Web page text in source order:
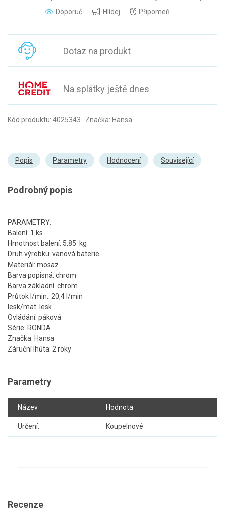
Doporuč
Hlídej Připomeň
Dotaz na produkt
Na splátky ještě dnes
Kód produktu: 4025343 Značka: Hansa
Popis Parametry Hodnocení Související
Podrobný popis
PARAMETRY:
Balení: 1 ks
Hmotnost balení: 5,85 kg
Druh výrobku: vanová baterie
Materiál: mosaz
Barva popisná: chrom
Barva základní: chrom
Průtok l/min.: 20,4 l/min
lesk/mat: lesk
Ovládání: páková
Série: RONDA
Značka: Hansa
Záruční lhůta: 2 roky
Parametry
Název Hodnota
Určení: Koupelnové
Recenze